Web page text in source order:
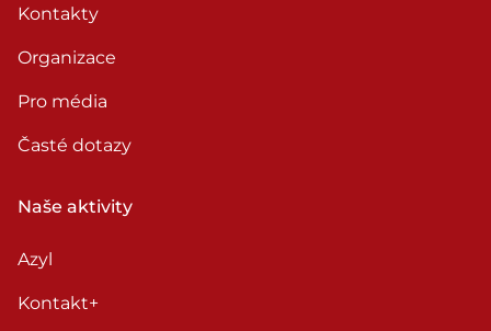
Kontakty
Organizace
Pro média
Časté dotazy
Naše aktivity
Azyl
Kontakt+